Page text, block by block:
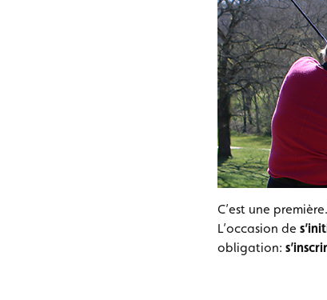
C’est une
L’occasion de
obligation: